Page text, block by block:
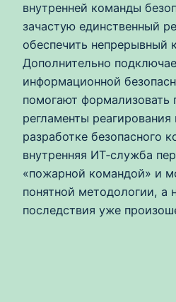
внутренней команды
зачастую единственный
обеспечить непрерывный
Дополнительно
информационной
помогают формализовать
регламенты
разработке безопасного
внутренняя ИТ‑служба
«пожарной командой» и
понятной методологии, а
последствия уже